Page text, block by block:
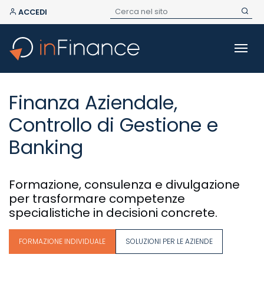
ACCEDI
Finanza Aziendale,
Controllo di Gestione e
Banking
Formazione, consulenza e divulgazione
per trasformare competenze
specialistiche in decisioni concrete.
FORMAZIONE INDIVIDUALE SOLUZIONI PER LE AZIENDE